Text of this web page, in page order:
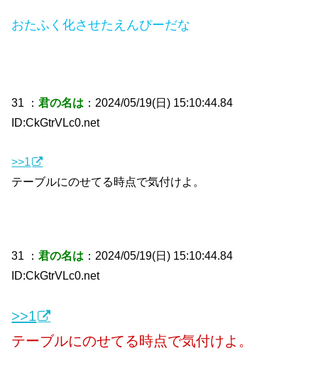
おたふく化させたえんぴーだな
31 ：君の名は ：2024/05/19(日) 15:10:44.84
ID:CkGtrVLc0.net
>>1
テーブルにのせてる時点で気付けよ。
31 ：君の名は ：2024/05/19(日) 15:10:44.84
ID:CkGtrVLc0.net
>>1
テーブルにのせてる時点で気付けよ。